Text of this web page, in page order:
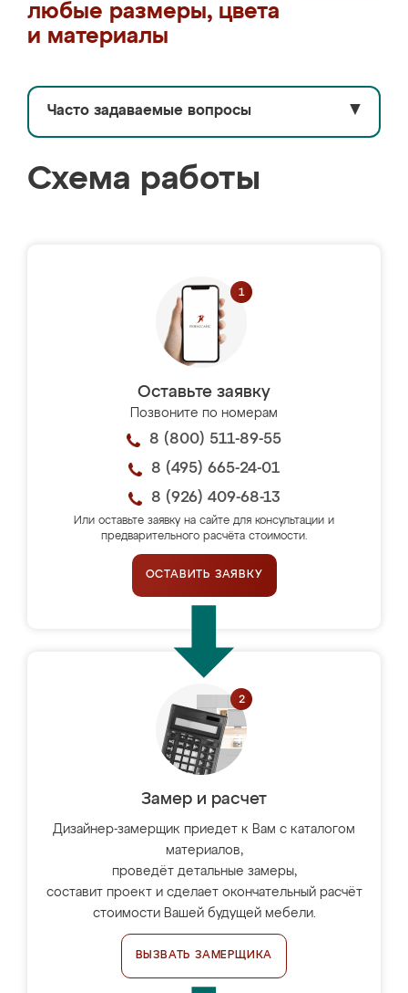
любые размеры, цвета
и материалы
Часто задаваемые вопросы ▼
Схема работы
Оставьте заявку
Позвоните по номерам
8 (800) 511-89-55
8 (495) 665-24-01
8 (926) 409-68-13
Или оставьте заявку на сайте для консультации и
предварительного расчёта стоимости.
ОСТАВИТЬ ЗАЯВКУ
Замер и расчет
Дизайнер-замерщик приедет к Вам с каталогом
материалов,
проведёт детальные замеры,
составит проект и сделает окончательный расчёт
стоимости Вашей будущей мебели.
ВЫЗВАТЬ ЗАМЕРЩИКА